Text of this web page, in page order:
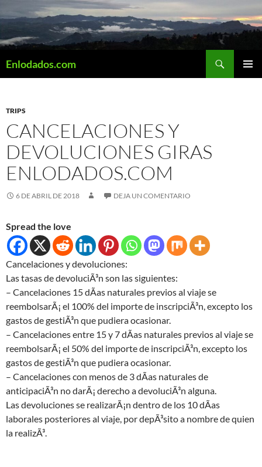
al
contenido
Enlodados.com
TRIPS
CANCELACIONES Y
DEVOLUCIONES GIRAS
ENLODADOS.COM
6 DE ABRIL DE 2018 DEJA UN COMENTARIO
Spread the love
Cancelaciones y devoluciones:
Las tasas de devoluciÃ³n son las siguientes:
– Cancelaciones 15 dÃ­as naturales previos al viaje se
reembolsarÃ¡ el 100% del importe de inscripciÃ³n, excepto los
gastos de gestiÃ³n que pudiera ocasionar.
– Cancelaciones entre 15 y 7 dÃ­as naturales previos al viaje se
reembolsarÃ¡ el 50% del importe de inscripciÃ³n, excepto los
gastos de gestiÃ³n que pudiera ocasionar.
– Cancelaciones con menos de 3 dÃ­as naturales de
anticipaciÃ³n no darÃ¡ derecho a devoluciÃ³n alguna.
Las devoluciones se realizarÃ¡n dentro de los 10 dÃ­as
laborales posteriores al viaje, por depÃ³sito a nombre de quien
la realizÃ³.